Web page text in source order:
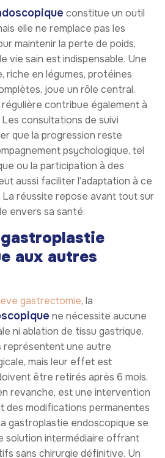
constitue un outil
elle ne remplace pas les
maintenir la perte de poids,
vie sain est indispensable. Une
riche en légumes, protéines
joue un rôle central.
contribue également à
consultations de suivi
que la progression reste
psychologique, tel
ou la participation à des
aussi faciliter l’adaptation à ce
réussite repose avant tout sur
envers sa santé.
aux autres
gastrectomie, la
ne nécessite aucune
ni ablation de tissu gastrique.
représentent une autre
mais leur effet est
être retirés après 6 mois.
revanche, est une intervention
des modifications permanentes
gastroplastie endoscopique se
solution intermédiaire offrant
sans chirurgie définitive. Un